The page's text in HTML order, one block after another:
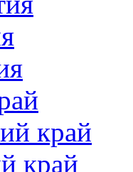
край
край